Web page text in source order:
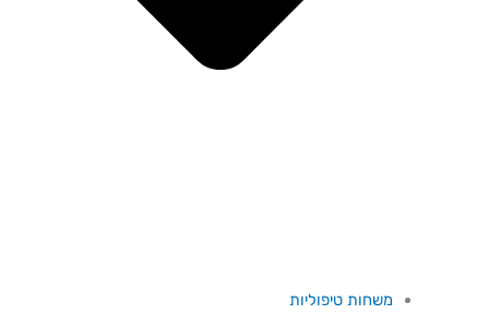
משחות טיפוליות